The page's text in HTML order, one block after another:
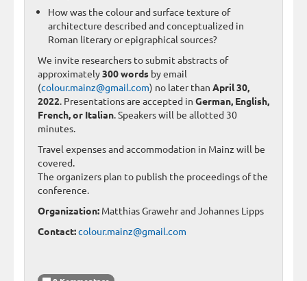
How was the colour and surface texture of
architecture described and conceptualized in
Roman literary or epigraphical sources?
We invite researchers to submit abstracts of
approximately300 words by email
(colour.mainz@gmail.com) no later than April 30,
2022. Presentations are accepted in German, English,
French, or Italian. Speakers will be allotted 30
minutes.
Travel expenses and accommodation in Mainz will be
covered.
The organizers plan to publish the proceedings of the
conference.
Organization: Matthias Grawehr and Johannes Lipps
Contact:colour.mainz@gmail.com